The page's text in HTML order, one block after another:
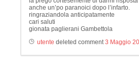
anche un’po paranoici dopo l’infarto.
ringraziandola anticipatamente
cari saluti
gionata paglierani Gambettola
utente deleted comment3 Maggio